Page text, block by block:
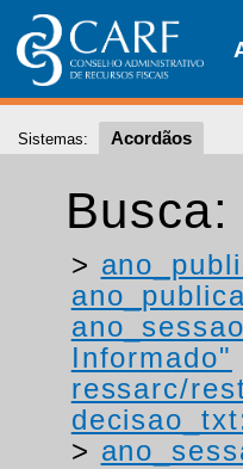
Sistemas: Acordãos
Busca:
>
Informado"
ressarc/
>